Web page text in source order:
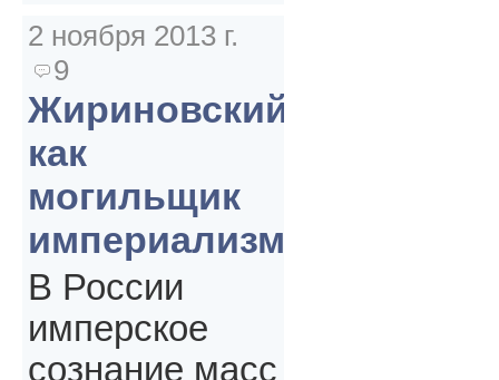
2 ноября 2013 г.
9
Жириновский
как
могильщик
империализма
В России
имперское
сознание масс